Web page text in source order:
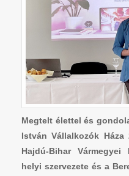
Megtelt élettel és
István Vállalkozók
Hajdú-Bihar Vármegyei
helyi szervezete és a